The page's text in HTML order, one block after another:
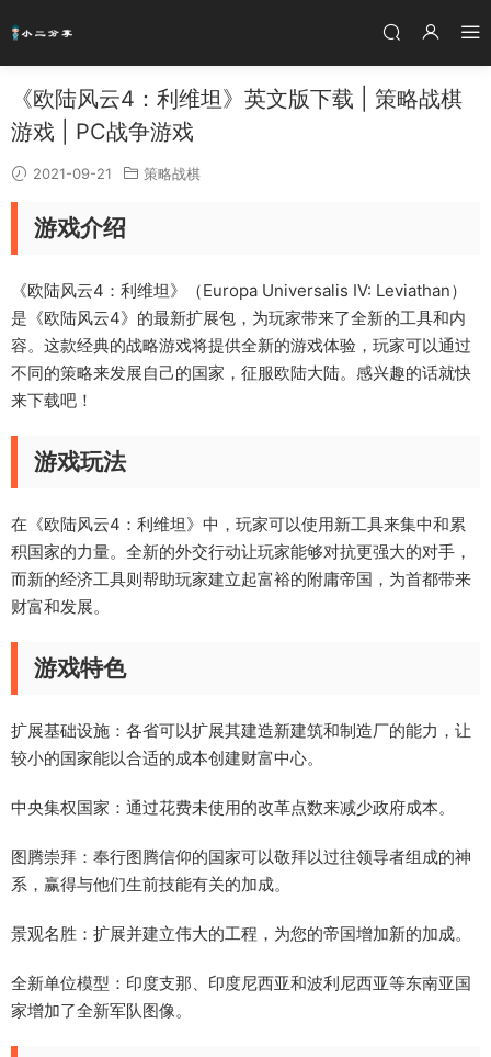
《欧陆风云4：利维坦》英文版下载 | 策略战棋
游戏 | PC战争游戏
2021-09-21 策略战棋
游戏介绍
《欧陆风云4：利维坦》（Europa Universalis IV: Leviathan）
是《欧陆风云4》的最新扩展包，为玩家带来了全新的工具和内
容。这款经典的战略游戏将提供全新的游戏体验，玩家可以通过
不同的策略来发展自己的国家，征服欧陆大陆。感兴趣的话就快
来下载吧！
游戏玩法
在《欧陆风云4：利维坦》中，玩家可以使用新工具来集中和累
积国家的力量。全新的外交行动让玩家能够对抗更强大的对手，
而新的经济工具则帮助玩家建立起富裕的附庸帝国，为首都带来
财富和发展。
游戏特色
扩展基础设施：各省可以扩展其建造新建筑和制造厂的能力，让
较小的国家能以合适的成本创建财富中心。
中央集权国家：通过花费未使用的改革点数来减少政府成本。
图腾崇拜：奉行图腾信仰的国家可以敬拜以过往领导者组成的神
系，赢得与他们生前技能有关的加成。
景观名胜：扩展并建立伟大的工程，为您的帝国增加新的加成。
全新单位模型：印度支那、印度尼西亚和波利尼西亚等东南亚国
家增加了全新军队图像。